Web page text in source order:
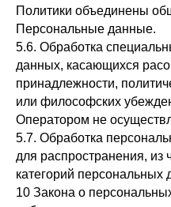
Политики объединены
Персональные данные.
5.6. Обработка
данных, касающихся
принадлежности,
или философских
Оператором не
5.7. Обработка
для распространения, из
категорий персональных
10 Закона о